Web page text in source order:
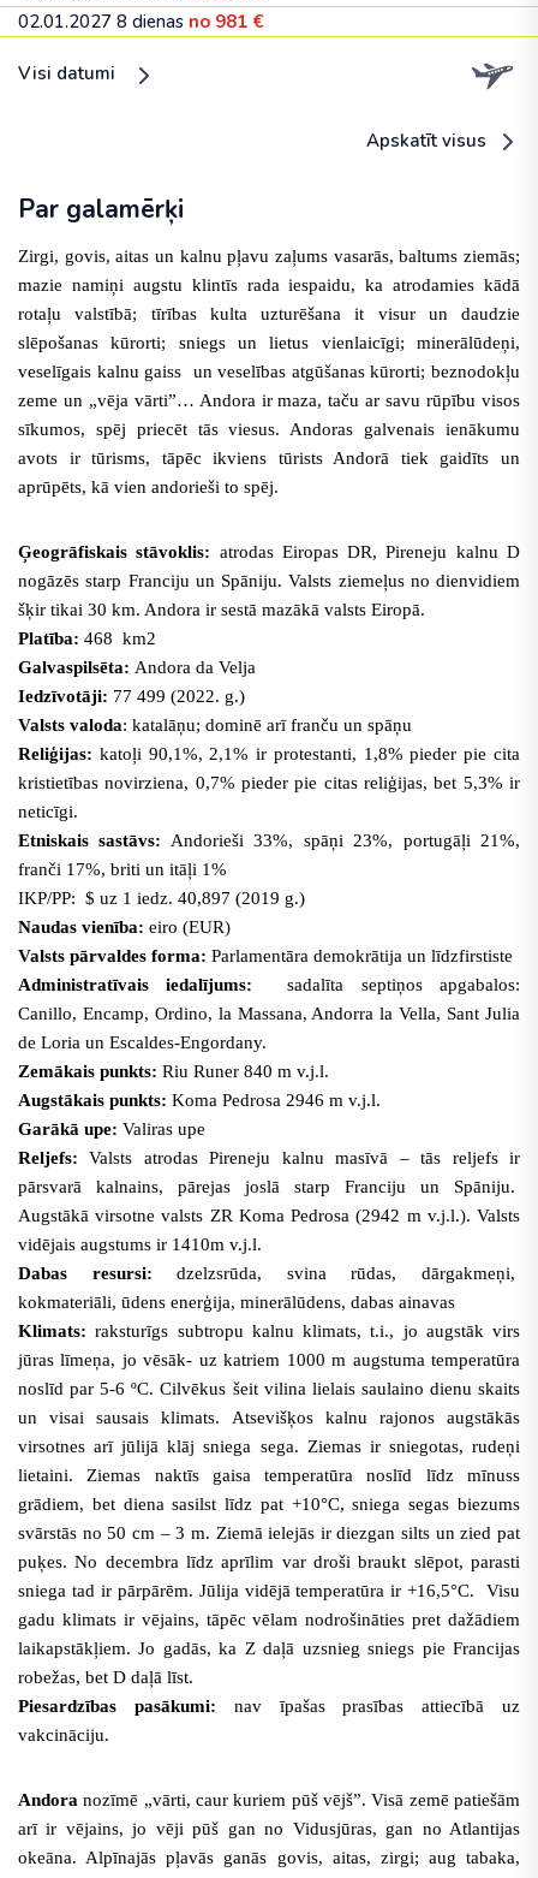
02.01.2027 8 dienas no 981 €
Visi datumi
Apskatīt visus
Par galamērķi
Zirgi, govis, aitas un kalnu pļavu zaļums vasarās, baltums ziemās;
mazie namiņi augstu klintīs rada iespaidu, ka atrodamies kādā
rotaļu valstībā; tīrības kulta uzturēšana it visur un daudzie
slēpošanas kūrorti; sniegs un lietus vienlaicīgi; minerālūdeņi,
veselīgais kalnu gaiss un veselības atgūšanas kūrorti; beznodokļu
zeme un „vēja vārti”… Andora ir maza, taču ar savu rūpību visos
sīkumos, spēj priecēt tās viesus. Andoras galvenais ienākumu
avots ir tūrisms, tāpēc ikviens tūrists Andorā tiek gaidīts un
aprūpēts, kā vien andorieši to spēj.
Ģeogrāfiskais stāvoklis: atrodas Eiropas DR, Pireneju kalnu D
nogāzēs starp Franciju un Spāniju. Valsts ziemeļus no dienvidiem
šķir tikai 30 km. Andora ir sestā mazākā valsts Eiropā.
Platība: 468 km2
Galvaspilsēta: Andora da Velja
Iedzīvotāji: 77 499 (2022. g.)
Valsts valoda: katalāņu; dominē arī franču un spāņu
Reliģijas: katoļi 90,1%, 2,1% ir protestanti, 1,8% pieder pie cita
kristietības novirziena, 0,7% pieder pie citas reliģijas, bet 5,3% ir
neticīgi.
Etniskais sastāvs: Andorieši 33%, spāņi 23%, portugāļi 21%,
franči 17%, briti un itāļi 1%
IKP/PP: $ uz 1 iedz. 40,897 (2019 g.)
Naudas vienība: eiro (EUR)
Valsts pārvaldes forma: Parlamentāra demokrātija un līdzfirstiste
Administratīvais iedalījums: sadalīta septiņos apgabalos:
Canillo, Encamp, Ordino, la Massana, Andorra la Vella, Sant Julia
de Loria un Escaldes-Engordany.
Zemākais punkts: Riu Runer 840 m v.j.l.
Augstākais punkts: Koma Pedrosa 2946 m v.j.l.
Garākā upe: Valiras upe
Reljefs:
Valsts atrodas Pireneju kalnu masīvā –tās reljefs ir
pārsvarā kalnains, pārejas joslā starp Franciju un Spāniju.
Augstākā virsotne valsts ZR Koma Pedrosa (2942 m v.j.l.). Valsts
vidējais augstums ir 1410m v.j.l.
Dabas resursi:
dzelzsrūda, svina rūdas, dārgakmeņi,
kokmateriāli, ūdens enerģija, minerālūdens, dabas ainavas
Klimats: raksturīgs subtropu kalnu klimats, t.i., jo augstāk virs
jūras līmeņa, jo vēsāk- uz katriem 1000 m augstuma temperatūra
noslīd par 5-6 ºC. Cilvēkus šeit vilina lielais saulaino dienu skaits
un visai sausais klimats. Atsevišķos kalnu rajonos augstākās
virsotnes arī jūlijā klāj sniega sega. Ziemas ir sniegotas, rudeņi
lietaini. Ziemas naktīs gaisa temperatūra noslīd līdz mīnuss
grādiem, bet diena sasilst līdz pat +10°C, sniega segas biezums
svārstās no 50 cm – 3 m. Ziemā ielejās ir diezgan silts un zied pat
puķes. No decembra līdz aprīlim var droši braukt slēpot, parasti
sniega tad ir pārpārēm. Jūlija vidējā temperatūra ir +16,5°C. Visu
gadu klimats ir vējains, tāpēc vēlam nodrošināties pret dažādiem
laikapstākļiem. Jo gadās, ka Z daļā uzsnieg sniegs pie Francijas
robežas, bet D daļā līst.
Piesardzības pasākumi:
nav īpašas prasības attiecībā uz
vakcināciju.
Andora nozīmē „vārti, caur kuriem pūš vējš”. Visā zemē patiešām
arī ir vējains, jo vēji pūš gan no Vidusjūras, gan no Atlantijas
okeāna. Alpīnajās pļavās ganās govis, aitas, zirgi; aug tabaka,